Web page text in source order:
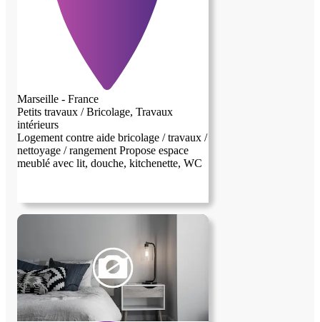
Marseille - France
Petits travaux / Bricolage, Travaux
intérieurs
Logement contre aide bricolage / travaux /
nettoyage / rangement Propose espace
meublé avec lit, douche, kitchenette, WC